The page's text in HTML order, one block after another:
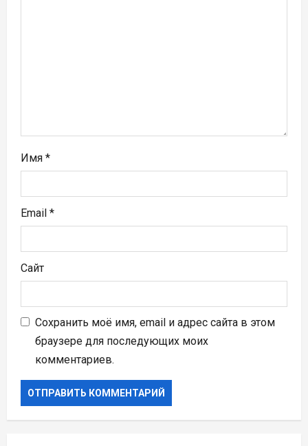
я
Имя *
Email *
Сайт
Сохранить моё имя, email и адрес сайта в этом
браузере для последующих моих
комментариев.